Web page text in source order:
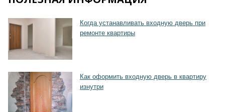
Когда устанавливать входную дверь при
ремонте квартиры
Как оформить входную дверь в квартиру
изнутри